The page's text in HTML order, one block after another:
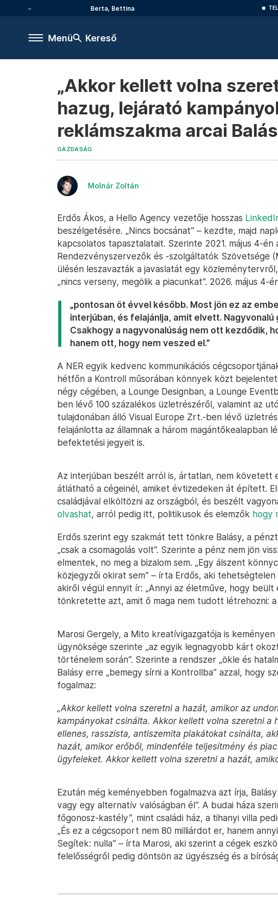
Berta, Bettina
Menü Kereső
„Akkor kellett volna
hazug, lejárató
reklámszakma arcai
GAZDASÁG
Molnár Zoltán
Erdős Ákos, a Hello Agency vezetője hosszas
beszélgetésére. „Nincs bocsánat” – kezdte, majd
kapcsolatos tapasztalatait. Szerinte 2021. május 4-én
Rendezvényszervezők és -szolgáltatók Szövetsége
ülésén leszavazták a javaslatát egy
„nincs verseny, megölik a piacunkat”. 2026. május 4-
„pontosan öt évvel később. Most jön ez az
interjúban, és felajánlja, amit elvett.
Csakhogy a nagyvonalúság nem ott kezdődik,
hanem ott, hogy nem veszed el.”
A NER egyik kedvenc kommunikációs
hétfőn a Kontroll műsorában könnyek közt
négy cégében, a Lounge Designban, a Lounge
ben lévő 100 százalékos üzletrészéről, valamint az
tulajdonában álló Visual Europe Zrt.-ben lévő
felajánlotta az államnak a három
befektetési jegyeit is.
Az interjúban beszélt arról is, ártatlan, nem követett
átlátható a cégeinél, amiket évtizedeken át épített.
családjával elköltözni az országból, és beszélt
olvashat, arról pedig itt, politikusok és elemzők hogy
Erdős szerint egy szakmát tett tönkre Balásy, a
„csak a csomagolás volt”. Szerinte a pénz nem jön
elmentek, no meg a bizalom sem. „Egy álszent
közjegyzői okirat sem” – írta Erdős, aki
akiről végül ennyit ír: „Annyi az életműve, hogy
tönkretette azt, amit ő maga nem tudott létrehozni: a
Marosi Gergely, a Mito kreatívigazgatója is keményen
ügynöksége szerinte „az egyik legnagyobb kárt
történelem során”. Szerinte a rendszer „ökle és
Balásy erre „bemegy sírni a Kontrollba” azzal, hogy
fogalmaz:
„Akkor kellett volna szeretni a hazát, amikor az
kampányokat csinálta. Akkor kellett volna szeretni a
ellenes, rasszista, antiszemita plakátokat csinálta,
hazát, amikor erőből, mindenféle teljesítmény és
ügyfeleket. Akkor kellett volna szeretni a hazát,
Ezután még keményebben fogalmazva azt írja,
vagy egy alternatív valóságban él”. A budai háza
főgonosz-kastély”, mint családi ház, a tihanyi villa
„És ez a cégcsoport nem 80 milliárdot er, hanem
Segítek: nulla” – írta Marosi, aki szerint a cégek
felelősségről pedig döntsön az ügyészség és a